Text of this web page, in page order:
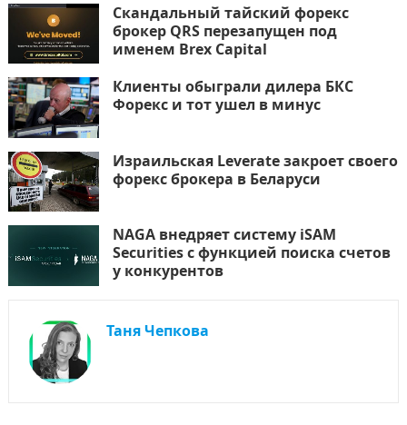
Скандальный тайский форекс
брокер QRS перезапущен под
именем Brex Capital
Клиенты обыграли дилера БКС
Форекс и тот ушел в минус
Израильская Leverate закроет своего
форекс брокера в Беларуси
NAGA внедряет систему iSAM
Securities с функцией поиска счетов
у конкурентов
Таня Чепкова